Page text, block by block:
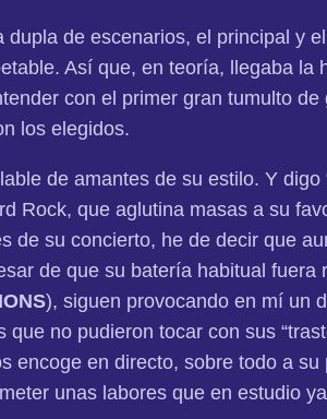
de escenarios, el principal y
Así que, en teoría, llegaba la
con el primer gran tumulto de
los elegidos.
de amantes de su estilo. Y digo
Rock, que aglutina masas a su
de su concierto, he de decir que
de que su batería habitual fuera
), siguen provocando en mí un
no pudieron tocar con sus
encoge en directo, sobre todo a su
unas labores que en estudio